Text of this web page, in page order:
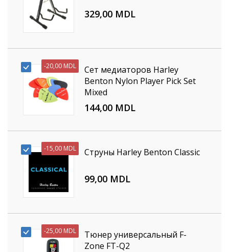
329,00 MDL
-20,00 MDL
Сет медиаторов Harley
Benton Nylon Player Pick Set
Mixed
144,00 MDL
-15,00 MDL Струны Harley Benton Classic
99,00 MDL
-25,00 MDL
Тюнер универсальный F-
Zone FT-Q2